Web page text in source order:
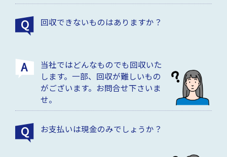
回収できないものはありますか？
当社ではどんなものでも回収いた
します。一部、回収が難しいもの
がございます。お問合せ下さいま
せ。
お支払いは現金のみでしょうか？